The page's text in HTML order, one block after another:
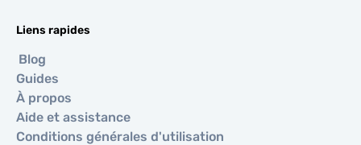
Liens rapides
Blog
Guides
À propos
Aide et assistance
Conditions générales d'utilisation